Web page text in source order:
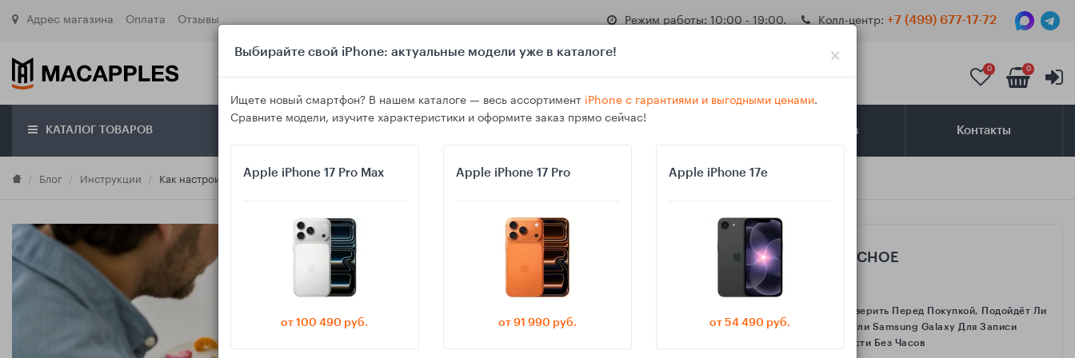
Адрес магазина Оплата Отзывы Режим работы: 10:00 - 19:00. Колл-центр: +7 (499) 677-17-72
0 0
КАТАЛОГ ТОВАРОВ Самовывоз Контакты
Блог Инструкции Как настроить iPhone и Android, чтобы не пропустить важные звонки от семьи
САМОЕ ИНТЕРЕСНОЕ
Как Проверить Перед Покупкой, Подойдёт Ли
IPhone Или Samsung Galaxy Для Записи
Активности Без Часов
Выбирайте свой iPhone: актуальные модели уже в каталоге! ×
Ищете новый смартфон? В нашем каталоге — весь ассортимент iPhone с гарантиями и выгодными ценами.
Сравните модели, изучите характеристики и оформите заказ прямо сейчас!
Apple iPhone 17 Pro Max
от 100 490 руб.
Apple iPhone 17 Pro
от 91 990 руб.
Apple iPhone 17e
от 54 490 руб.